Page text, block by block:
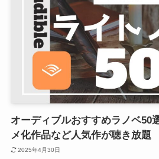
オーディブルおすすめラノベ50
メ化作品など人気作が聴き放題
2025年4月30日